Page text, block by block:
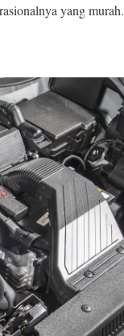
yang murah.